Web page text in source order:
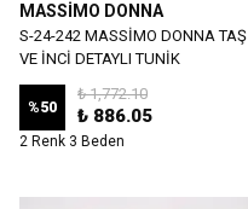
MASSİMO DONNA
S-24-242 MASSİMO DONNA TAŞ
VE İNCİ DETAYLI TUNİK
%50
₺ 1,772.10
₺ 886.05
2 Renk 3 Beden